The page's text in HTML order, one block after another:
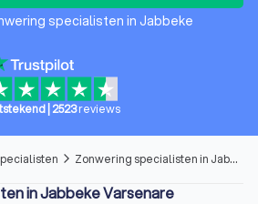
specialisten in Jabbeke
| 2523 reviews
arrow_forward_ios Zonwering specialisten in Jabbeke Varsenare
in Jabbeke Varsenare